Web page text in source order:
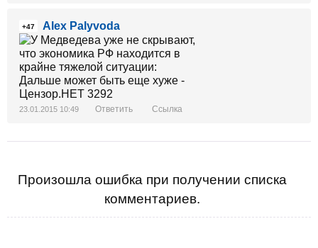
+47 Alex Palyvoda
23.01.2015 10:49 Ответить Ссылка
Произошла ошибка при получении списка
комментариев.